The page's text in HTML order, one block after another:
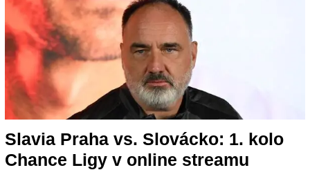
Slavia Praha vs. Slovácko: 1. kolo
Chance Ligy v online streamu